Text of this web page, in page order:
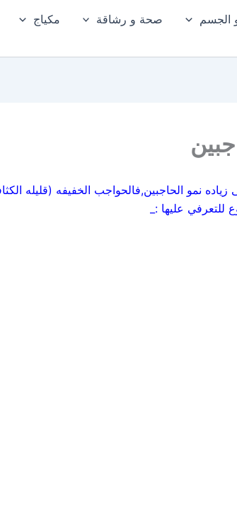
و الجسم صحة و رشاقة مكياج
نمو الحاجبين,فالحواجب الخفيفه (قليله
عليها :_